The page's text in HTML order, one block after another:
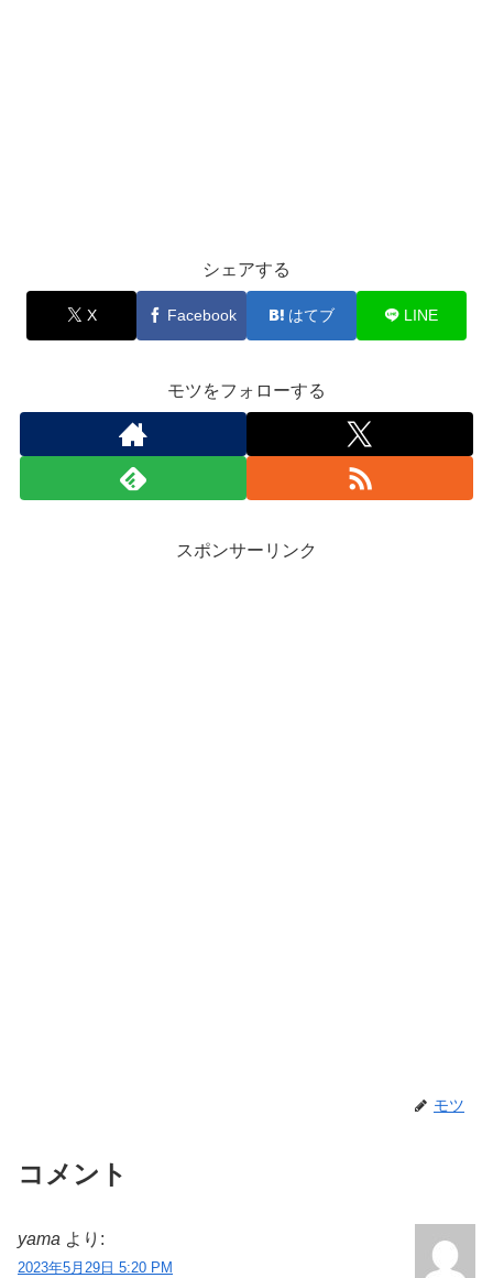
シェアする
X Facebook はてブ LINE
モツをフォローする
スポンサーリンク
モツ
コメント
yama より:
2023年5月29日 5:20 PM